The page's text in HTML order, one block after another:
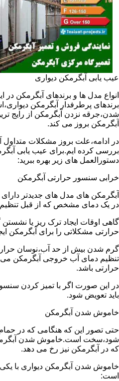
عیب یابی آبگرمکن دیواری
انواع مدل ها و برندهای آبگرمکن در
برندهای پرطرفدار آبگرمکن
شدن،جرقه نزدن آبگرمکن از رایج
آبگرمکن بروز می کند.
در ادامه،علت بروز مشکلات متداول
بررسی کرده ایم.برای عیب یابی
دستورالعمل های زیر بهره ببرید:
خرابی سنسور حرارتی آبگرمکن
آبگرمکن های مدل های جدیدتر
در یک دمای مشخص که از قبل تنظیم
گاهی اوقات ایجاد ترک ریز یا
حرارتی مشکلاتی را برای آبگرمکن
گرم شدن بیش از حد آب،نوسان
تنظیم دمای آب خروجی آبگرمکن می
حرارتی باشد.
در این صورت اگر با تمیز کردن
باید تعویض شود.
خاموش شدن آبگرمکن
حتی تصور این که هنگامی که در
شود،سخت است.خاموش شدن
که در آبگرمکن نیز رخ می دهد.
خاموش شدن آبگرمکن دیواری با
است: